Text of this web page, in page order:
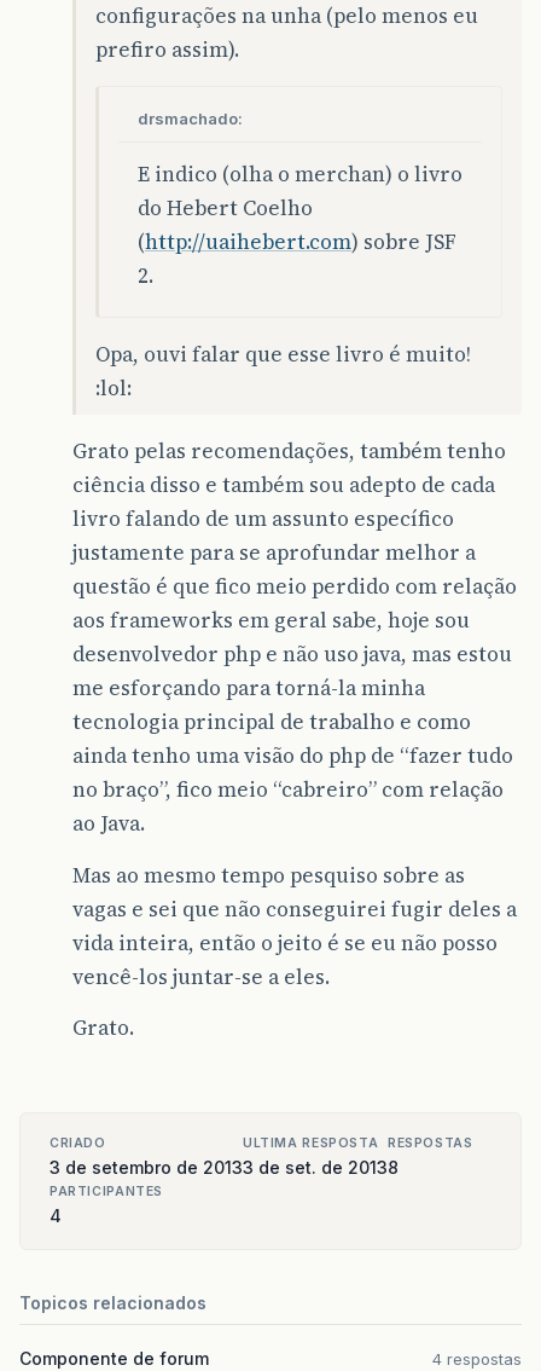
configurações na unha (pelo menos eu
prefiro assim).
drsmachado:
E indico (olha o merchan) o livro
do Hebert Coelho
(http://uaihebert.com) sobre JSF
2.
Opa, ouvi falar que esse livro é muito!
:lol:
Grato pelas recomendações, também tenho
ciência disso e também sou adepto de cada
livro falando de um assunto específico
justamente para se aprofundar melhor a
questão é que fico meio perdido com relação
aos frameworks em geral sabe, hoje sou
desenvolvedor php e não uso java, mas estou
me esforçando para torná-la minha
tecnologia principal de trabalho e como
ainda tenho uma visão do php de “fazer tudo
no braço”, fico meio “cabreiro” com relação
ao Java.
Mas ao mesmo tempo pesquiso sobre as
vagas e sei que não conseguirei fugir deles a
vida inteira, então o jeito é se eu não posso
vencê-los juntar-se a eles.
Grato.
CRIADO
3 de setembro de 2013
ULTIMA RESPOSTA
3 de set. de 2013
RESPOSTAS
8
PARTICIPANTES
4
Topicos relacionados
Componente de forum 4 respostas